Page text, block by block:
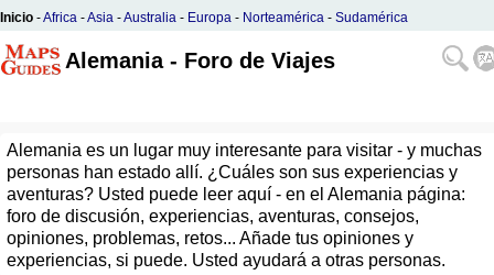
Inicio -Africa -Asia -Australia - Europa - Norteamérica - Sudamérica
Alemania - Foro de Viajes
Alemania es un lugar muy interesante para visitar - y muchas
personas han estado allí. ¿Cuáles son sus experiencias y
aventuras? Usted puede leer aquí - en el Alemania página:
foro de discusión, experiencias, aventuras, consejos,
opiniones, problemas, retos... Añade tus opiniones y
experiencias, si puede. Usted ayudará a otras personas.